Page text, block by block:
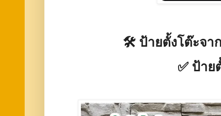
🛠️ ป้ายตั้งโต๊ะจา
✅ ป้าย